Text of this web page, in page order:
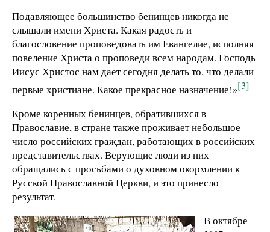
Подавляющее большинство бенинцев никогда не
слышали имени Христа. Какая радость и
благословение проповедовать им Евангелие, исполняя
повеление Христа о проповеди всем народам. Господь
Иисус Христос нам дает сегодня делать то, что делали
первые христиане. Какое прекрасное назначение!»[3]
Кроме коренных бенинцев, обратившихся в
Православие, в стране также проживает небольшое
число российских граждан, работающих в российских
представительствах. Верующие люди из них
обращались с просьбами о духовном окормлении к
Русской Православной Церкви, и это принесло
результат.
В октябре